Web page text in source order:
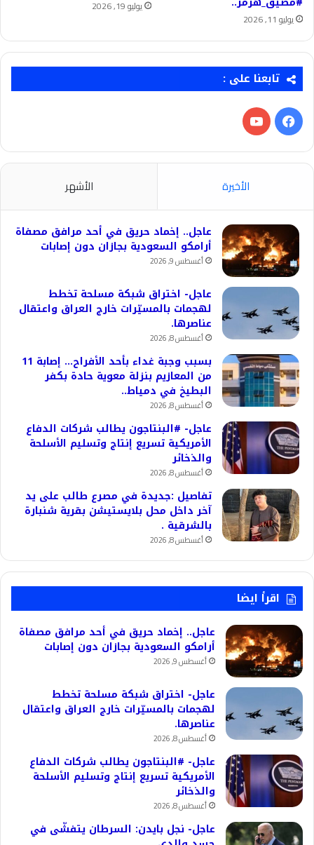
يوليو 11, 2026
يوليو 19, 2026
تابعنا على :
فيسبوك‫YouTube
الأخيرة الأشهر
عاجل.. إخماد حريق في أحد مرافق مصفاة
أرامكو السعودية بجازان دون إصابات
أغسطس 9, 2026
عاجل- اختراق شبكة مسلحة تخطط
لهجمات بالمسيّرات خارج العراق واعتقال
عناصرها.
أغسطس 8, 2026
بسبب وجبة غداء بأحد الأفراح… إصابة 11
من المعازيم بنزلة معوية حادة بكفر
البطيخ في دمياط..
أغسطس 8, 2026
عاجل- #البنتاجون يطالب شركات الدفاع
الأمريكية تسريع إنتاج وتسليم الأسلحة
والذخائر
أغسطس 8, 2026
تفاصيل :جديدة في مصرع طالب على يد
آخر داخل محل بلايستيشن بقرية شنبارة
بالشرقية .
أغسطس 8, 2026
اقرأ ايضا
عاجل.. إخماد حريق في أحد مرافق مصفاة
أرامكو السعودية بجازان دون إصابات
أغسطس 9, 2026
عاجل- اختراق شبكة مسلحة تخطط
لهجمات بالمسيّرات خارج العراق واعتقال
عناصرها.
أغسطس 8, 2026
عاجل- #البنتاجون يطالب شركات الدفاع
الأمريكية تسريع إنتاج وتسليم الأسلحة
والذخائر
أغسطس 8, 2026
عاجل- نجل بايدن: السرطان يتفشّى في